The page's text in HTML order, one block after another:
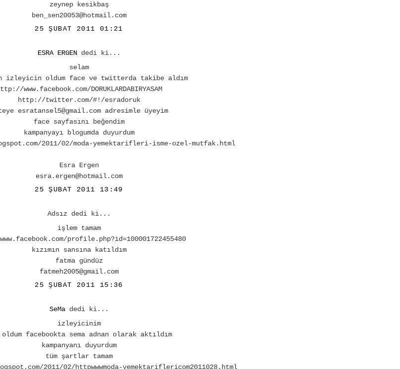
zeynep kesikbaş
ben_sen20053@hotmail.com
25 ŞUBAT 2011 01:21
ESRA ERGENdedi ki...
selam
izleyicin oldum face ve twitterda takibe aldım
www.facebook.com/DORUKLARDABIRYASAM
http://twitter.com/#!/esradoruk
esratansel5@gmail.com adresimle üyeyim
face sayfasını beğendim
kampanyayı blogumda duyurdum
2011/02/moda-yemektarifleri-isme-ozel-mutfak.html
Esra Ergen
esra.ergen@hotmail.com
25 ŞUBAT 2011 13:49
Adsız dedi ki...
işlem tamam
profile.php?id=100001722455480
kızımın sansına katıldım
fatma gündüz
fatmeh2005@gmail.com
25 ŞUBAT 2011 15:36
SeMadedi ki...
izleyicinim
oldum facebookta sema adnan olarak aktıldım
kampanyanı duyurdum
tüm şartlar tamam
2011/02/httpwwwmoda-yemektariflericom2011028.html